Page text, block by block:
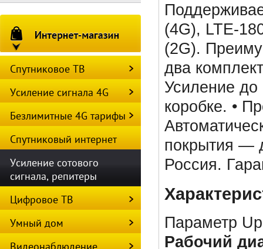
(4G), LTE-
(2G).
два
Усиление до
коробке. •
покрытия —
Россия.
Параметр
Рабочий
Спутниковое ТВ
Усиление сигнала 4G
Безлимитные 4G тарифы
Спутниковый интернет
Усиление сотового
сигнала, репитеры
Цифровое ТВ
Умный дом